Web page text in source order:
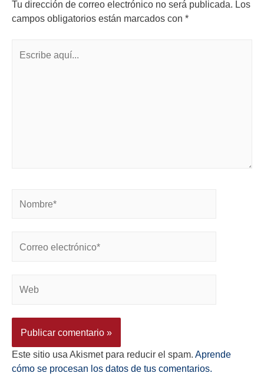
Tu dirección de correo electrónico no será publicada. Los
campos obligatorios están marcados con *
Este sitio usa Akismet para reducir el spam. Aprende
cómo se procesan los datos de tus comentarios.